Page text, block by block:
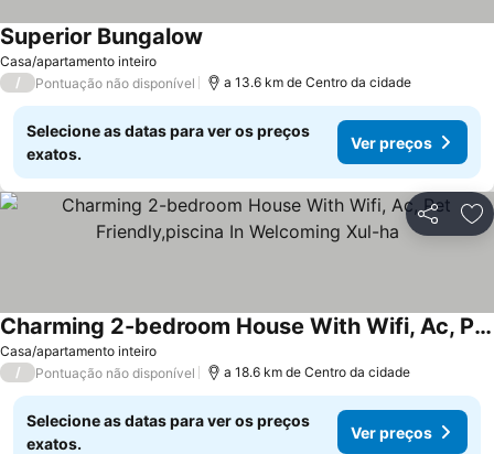
Casa/apartamento inteiro
Superior Bungalow
/ Pontuação não disponível a 13.6 km de Centro da cidade
Selecione as datas para ver os preços
exatos.
Ver preços
Partilhar
Casa/apartamento inteiro
Charming 2-bedroom House With Wifi, Ac, Pet Friendly,piscina In Welcoming Xul-ha
Ver preços
/ Pontuação não disponível a 18.6 km de Centro da cidade
Selecione as datas para ver os preços
exatos.
Ver preços